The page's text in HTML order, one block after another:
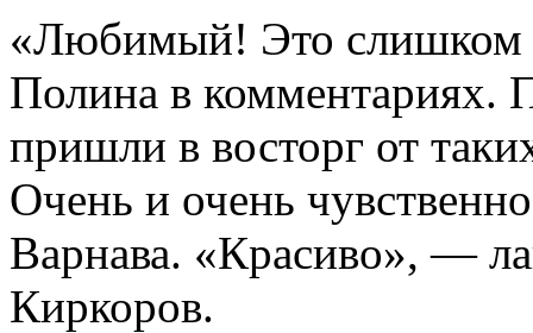
«Любимый! Это слишком
Полина в комментариях.
пришли в восторг от
Очень и очень
Варнава. «Красиво», —
Киркоров.